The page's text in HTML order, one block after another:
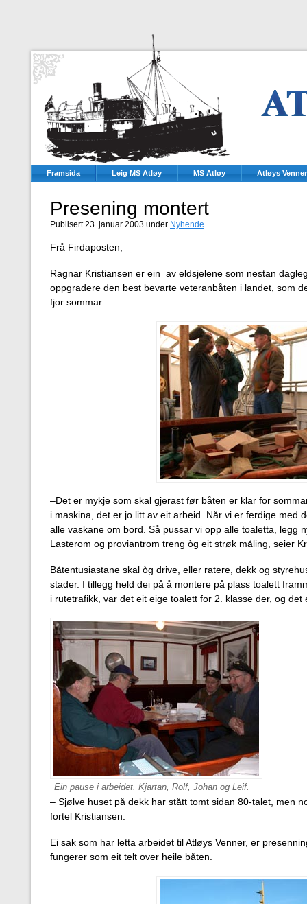
Framsida Leig MS Atløy MS Atløy Atløys Venner
Presening montert
Publisert 23. januar 2003 under Nyhende
Frå Firdaposten;
Ragnar Kristiansen er ein av eldsjelene som nestan
oppgradere den best bevarte veteranbåten i landet, som
fjor sommar.
–Det er mykje som skal gjerast før båten er klar for
i maskina, det er jo litt av eit arbeid. Når vi er ferdige med
alle vaskane om bord. Så pussar vi opp alle toaletta, legg
Lasterom og proviantrom treng òg eit strøk måling, seier
Båtentusiastane skal òg drive, eller ratere, dekk og
stader. I tillegg held dei på å montere på plass toalett
i rutetrafikk, var det eit eige toalett for 2. klasse der, og
Ein pause i arbeidet. Kjartan, Rolf, Johan og Leif.
– Sjølve huset på dekk har stått tomt sidan 80-talet, men
fortel Kristiansen.
Ei sak som har letta arbeidet til Atløys Venner, er
fungerer som eit telt over heile båten.